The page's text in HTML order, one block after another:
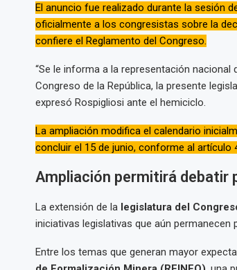
El anuncio fue realizado durante la sesión
oficialmente a los congresistas sobre la
confiere el Reglamento del Congreso.
“Se le informa a la representación nacional
Congreso de la República, la presente
expresó Rospigliosi ante el hemiciclo.
La ampliación modifica el calendario
concluir el 15 de junio, conforme al artículo
Ampliación permitirá debatir
La extensión de la legislatura del
iniciativas legislativas que aún
Entre los temas que generan mayor